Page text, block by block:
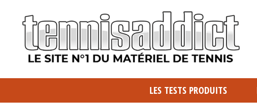
LES TESTS PRODUITS